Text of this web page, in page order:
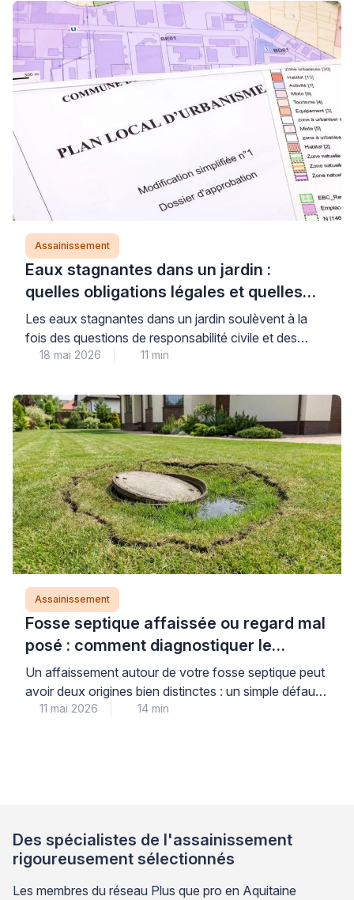
réalisée par un spécialiste qualifié en assainissement,
permet d’identifier avec certitude l’ampleur des
dégradations et d’orienter vers la solution réellement
adaptée à […]
Assainissement
Eaux stagnantes dans un jardin :
quelles obligations légales et quelles
solutions durables ?
Les eaux stagnantes dans un jardin soulèvent à la
fois des questions de responsabilité civile et des
enjeux de préservation de votre patrimoine : pour
recours précis et que des solutions techniques
durables existent. Comprendre vos droits selon le
Code civil, identifier les obligations de chacun […]
18 mai 2026 11 min
Assainissement
Fosse septique affaissée ou regard mal
posé : comment diagnostiquer le
problème ?
Un affaissement autour de votre fosse septique peut
avoir deux origines bien distinctes : un simple défaut
de compactage des remblais après installation,
11 mai 2026 14 min
Des spécialistes de l'assainissement
rigoureusement sélectionnés
Les membres du réseau Plus que pro en Aquitaine